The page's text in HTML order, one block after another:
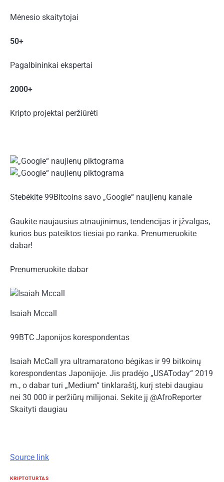
Mėnesio skaitytojai
50+
Pagalbininkai ekspertai
2000+
Kripto projektai peržiūrėti
Stebėkite 99Bitcoins savo „Google“ naujienų kanale
Gaukite naujausius atnaujinimus, tendencijas ir įžvalgas,
kurios bus pateiktos tiesiai po ranka. Prenumeruokite
dabar!
Prenumeruokite dabar
Isaiah Mccall
99BTC Japonijos korespondentas
Isaiah McCall yra ultramaratono bėgikas ir 99 bitkoinų
korespondentas Japonijoje. Jis pradėjo „USAToday“ 2019
m., o dabar turi „Medium“ tinklaraštį, kurį stebi daugiau
nei 30 000 ir peržiūrų milijonai. Sekite jį @AfroReporter
Skaityti daugiau
Source link
KRIPTOTURTAS